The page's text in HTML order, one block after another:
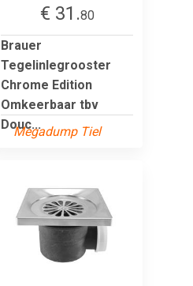
€ 31.80
Brauer
Tegelinlegrooster
Chrome Edition
Omkeerbaar tbv
Douc...
Megadump Tiel